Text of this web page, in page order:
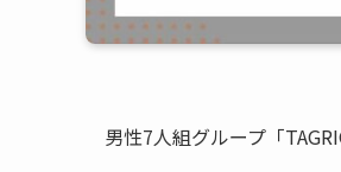
男性7人組グループ「